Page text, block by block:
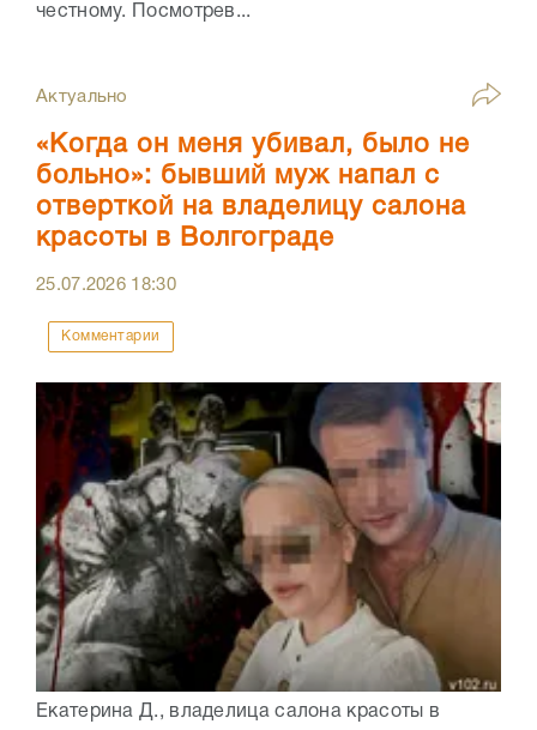
честному. Посмотрев...
Актуально
«Когда он меня убивал, было не
больно»: бывший муж напал с
отверткой на владелицу салона
красоты в Волгограде
25.07.2026 18:30
Комментарии
Екатерина Д., владелица салона красоты в